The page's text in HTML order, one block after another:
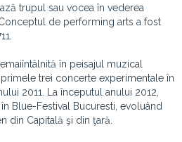
trupul sau vocea în vederea
de performing arts a fost
în peisajul muzical
trei concerte experimentale în
2011. La începutul anului 2012,
Blue-Festival Bucuresti, evoluând
din Capitală şi din ţară.